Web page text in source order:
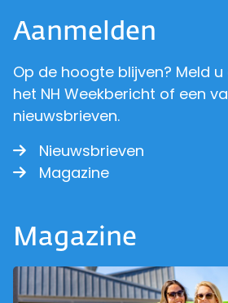
Aanmelden
Op de hoogte blijven? Meld
het NH Weekbericht of een
nieuwsbrieven.
Nieuwsbrieven
Magazine
Magazine